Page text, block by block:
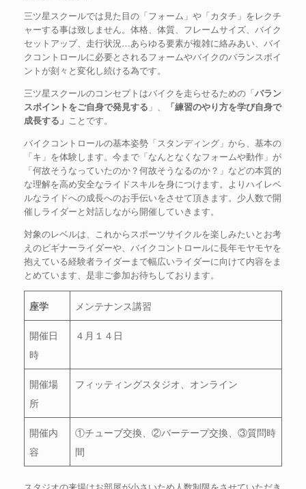
三ツ星スクールでは見た目の「フォーム」や「カタチ」をレクチ
ャーする事は致しません。体格、体質、フレームサイズ、バイク
セットアップ、走行状況…あらゆる要素が複雑に絡みあい、バイ
クコントロールに必要とされるフォームやバイクのバランスポイ
ントが刻々と変化し続ける為です。
三ツ星スクールのコンセプトはバイクを走らせるための「バラン
スポイントをご自身で発見する 」、
「練習のやり方を学び自身で
成長する」 ことです。
バイクコントロールの基本姿勢「スタンディング」から、基本の
「キ」を体験します。今まで「なんとなくなフォームや動作」が
「何故そうなっていたのか？何故そうなるのか？」などの本質的
な理解を高め安全なライドスキルを身につけます。よりハイレベ
ルなライドへの成長へのお手伝いをさせて頂きます。少人数で開
催しライダーと対話しながら開催していきます。
対象のレベルは、これからスポーツサイクルを楽しみたいとお考
えのビギナーライダーや、バイクコントロールに長年モヤモヤを
抱えている経験者ライダーまで幅広いライダーに向けて内容をま
とめています、是非ご参加お待ちしております。
座学 メンテナンス講習
開催日
時
４月１４日
開催場
所
フィッティングスタジオ、オンライン
開催内
容
①チューブ交換、②バーテープ交換、③質問時
間